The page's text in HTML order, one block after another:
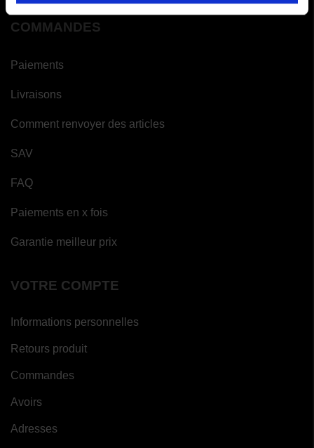
COMMANDES
Paiements
Livraisons
Comment renvoyer des articles
SAV
FAQ
Paiements en x fois
Garantie meilleur prix
VOTRE COMPTE
Informations personnelles
Retours produit
Commandes
Avoirs
Adresses